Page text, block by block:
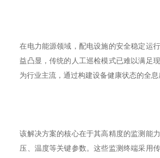
在电力能源领域，配电设施的安全稳定运
益凸显，传统的人工巡检模式已难以满足
为行业主流，通过构建设备健康状态的全
该解决方案的核心在于其高精度的监测能
压、温度等关键参数。这些监测终端采用